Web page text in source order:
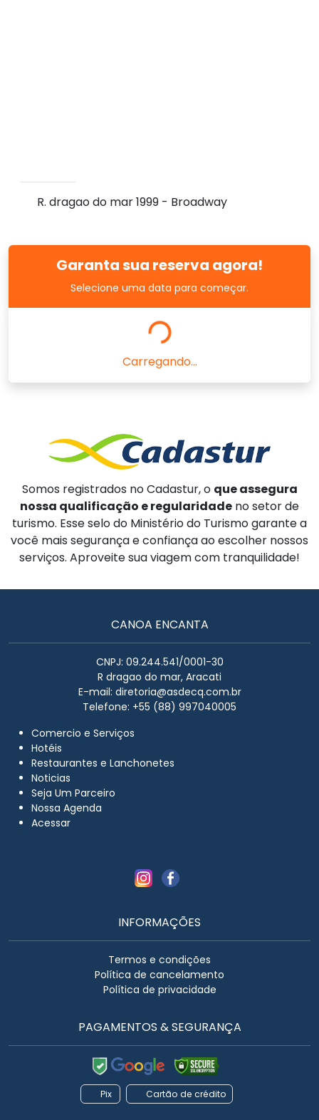
R. dragao do mar 1999 - Broadway
Garanta sua reserva agora!
Selecione uma data para começar.
Carregando...
Somos registrados no Cadastur, o que assegura
nossa qualificação e regularidade no setor de
turismo. Esse selo do Ministério do Turismo garante a
você mais segurança e confiança ao escolher nossos
serviços. Aproveite sua viagem com tranquilidade!
CANOA ENCANTA
CNPJ: 09.244.541/0001-30
R dragao do mar, Aracati
E-mail: diretoria@asdecq.com.br
Telefone: +55 (88) 997040005
Comercio e Serviços
Hotéis
Restaurantes e Lanchonetes
Noticias
Seja Um Parceiro
Nossa Agenda
Acessar
INFORMAÇÕES
Termos e condições
Política de cancelamento
Política de privacidade
PAGAMENTOS & SEGURANÇA
Pix Cartão de crédito